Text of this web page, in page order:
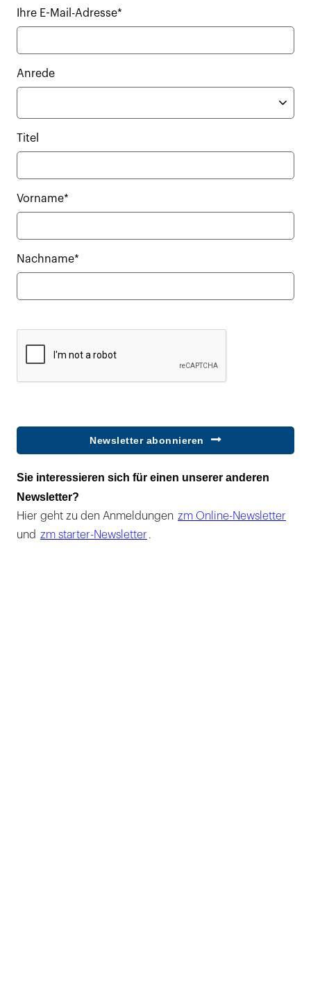
Ihre E-Mail-Adresse*
Anrede
Titel
Vorname*
Nachname*
Newsletter abonnieren
Sie interessieren sich für einen unserer anderen
Newsletter?
Hier geht zu den Anmeldungen zm Online-Newsletter
und zm starter-Newsletter .